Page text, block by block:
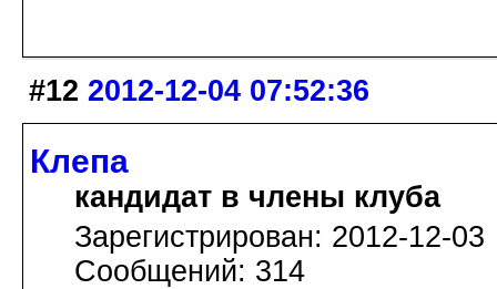
#12 2012-12-04 07:52:36
Клепа
кандидат в члены клуба
Зарегистрирован: 2012-12-03
Сообщений: 314